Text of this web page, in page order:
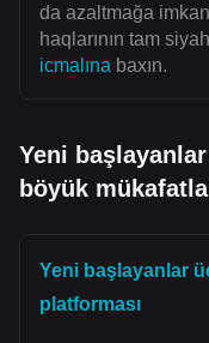
da azaltmağa
haqlarının tam
icmalına baxın.
Yeni
böyük
Yeni başlayanlar
platforması